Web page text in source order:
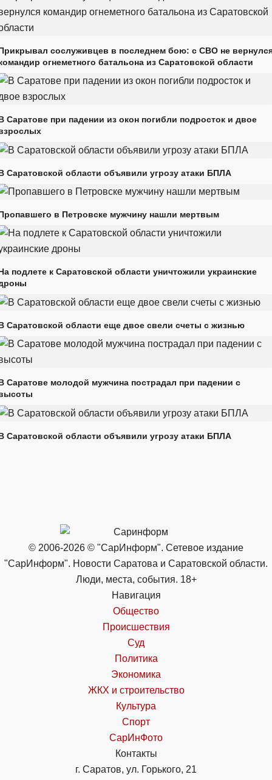
сослуживцев в последнем бою: с СВО не
огнеметного батальона из Саратовской области
Саратове при падении из окон погибли подросток и двое
Саратовской области объявили угрозу атаки БПЛА
в Петровске мужчину нашли мертвым
подлете к Саратовской области уничтожили украинские
Саратовской области еще двое свели счеты с жизнью
Саратове молодой мужчина пострадал при падении с
Саратовской области объявили угрозу атаки БПЛА
© 2006-2026 © "СарИнформ". Сетевое издание
"СарИнформ". Новости Саратова и Саратовской области.
Люди, места, события. 18+
Навигация
Общество
Происшествия
Суд
Политика
Экономика
ЖКХ и строительство
Культура
Спорт
СарИнФото
Контакты
г. Саратов, ул. Горького, 21